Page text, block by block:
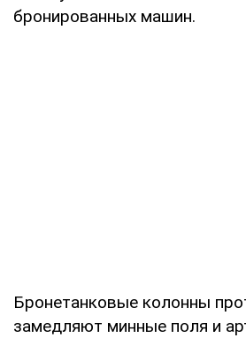
бронированных машин.
Бронетанковые колонны
замедляют минные поля и